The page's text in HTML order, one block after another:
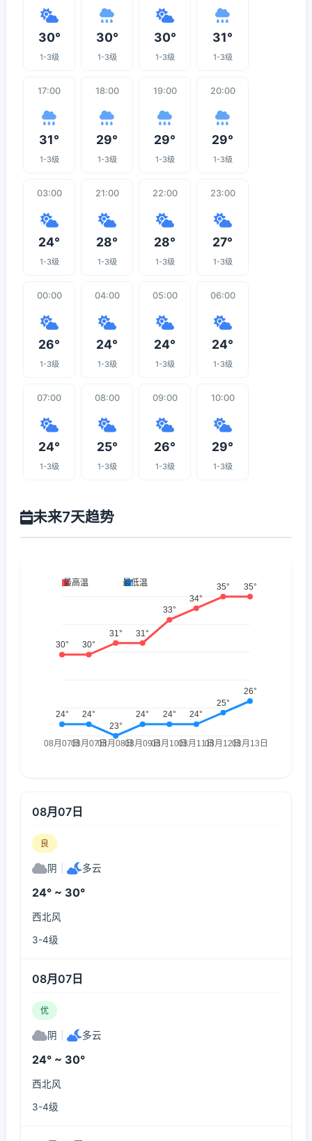
30°
1-3级
30°
1-3级
30°
1-3级
31°
1-3级
17:00
31°
1-3级
18:00
29°
1-3级
19:00
29°
1-3级
20:00
29°
1-3级
03:00
24°
1-3级
21:00
28°
1-3级
22:00
28°
1-3级
23:00
27°
1-3级
00:00
26°
1-3级
04:00
24°
1-3级
05:00
24°
1-3级
06:00
24°
1-3级
07:00
24°
1-3级
08:00
25°
1-3级
09:00
26°
1-3级
10:00
29°
1-3级
未来7天趋势
08月07日
良
阴 多云
24° ~ 30°
西北风
3-4级
08月07日
优
阴 多云
24° ~ 30°
西北风
3-4级